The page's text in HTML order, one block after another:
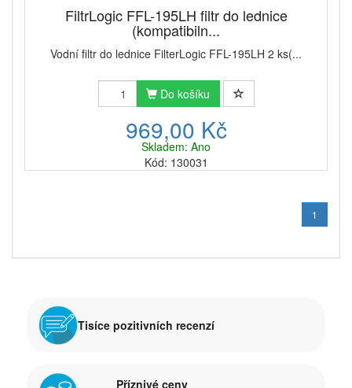
FiltrLogic FFL-195LH filtr do lednice
(kompatibiln...
Vodní filtr do lednice FilterLogic FFL-195LH 2 ks(...
Do košíku
969,00 Kč
Skladem: Ano
Kód: 130031
1
Tisíce pozitivních recenzí
Příznivé ceny